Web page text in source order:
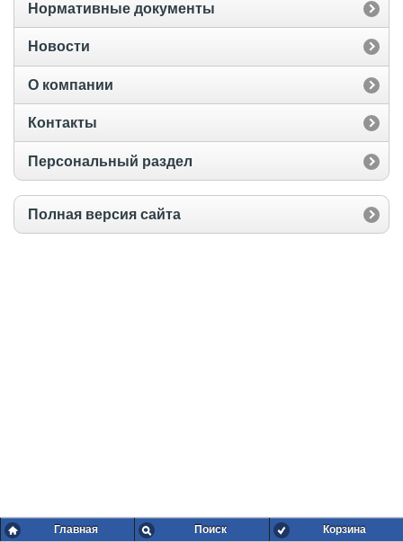
Нормативные документы
Новости
О компании
Контакты
Персональный раздел
Полная версия сайта
Главная Поиск Корзина